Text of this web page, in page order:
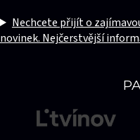
Nechcete přijít o
novinek. Nejčerstvější